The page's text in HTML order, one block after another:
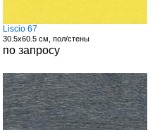
Liscio 67
30.5x60.5 см, пол/стены
по запросу